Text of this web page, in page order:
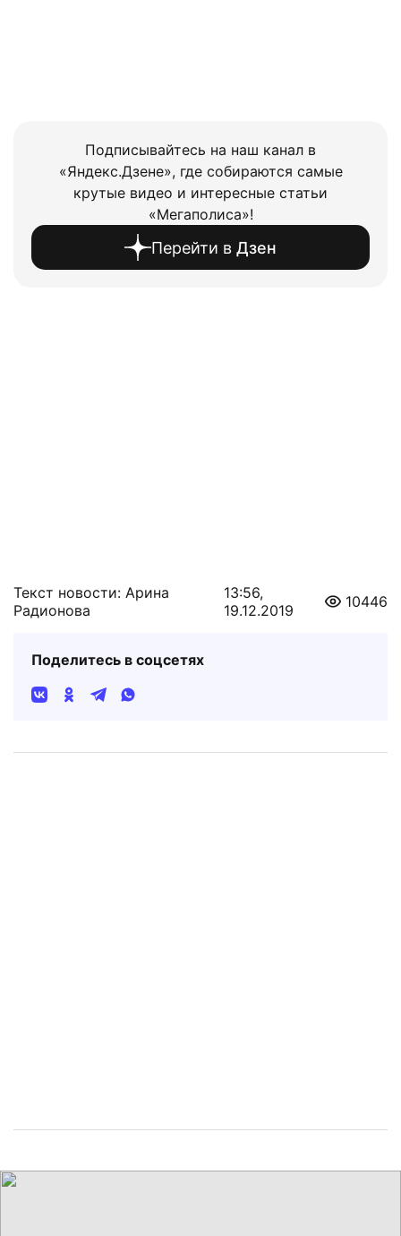
Подписывайтесь на наш канал в
«Яндекс.Дзене», где собираются самые
крутые видео и интересные статьи
«Мегаполиса»!
Перейти в Дзен
Текст новости: Арина
Радионова
13:56,
19.12.2019
10446
Поделитесь в соцсетях